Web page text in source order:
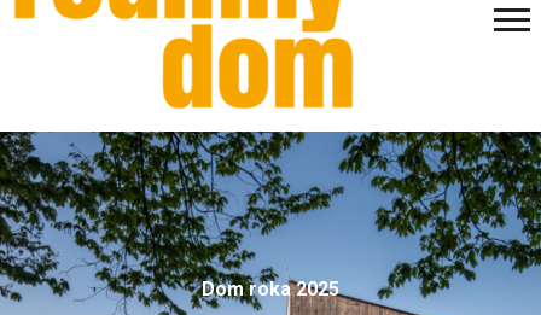
Dom roka 2025